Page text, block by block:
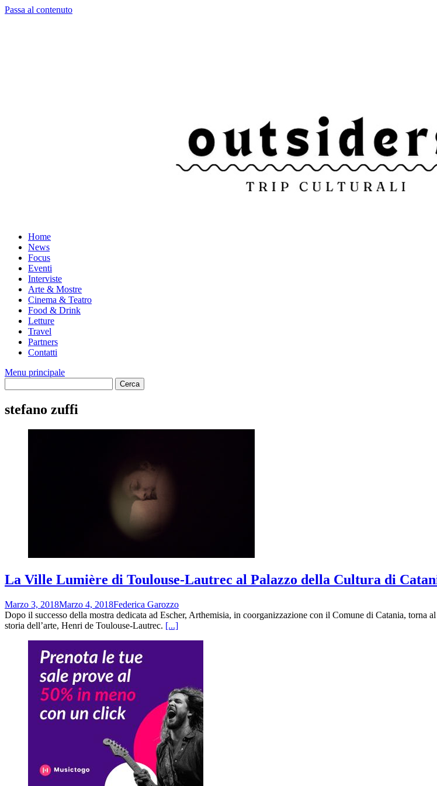
Passa al contenuto
Home
News
Focus
Eventi
Interviste
Arte & Mostre
Cinema & Teatro
Food & Drink
Letture
Travel
Partners
Contatti
Menu principale
stefano zuffi
La Ville Lumière di Toulouse-Lautrec al Palazzo della Cultura di
Marzo 3, 2018Marzo 4, 2018Federica Garozzo
Dopo il successo della mostra dedicata ad Escher, Arthemisia, in coorganizzazione con il Comune di Catania,
storia dell’arte, Henri de Toulouse-Lautrec. [...]